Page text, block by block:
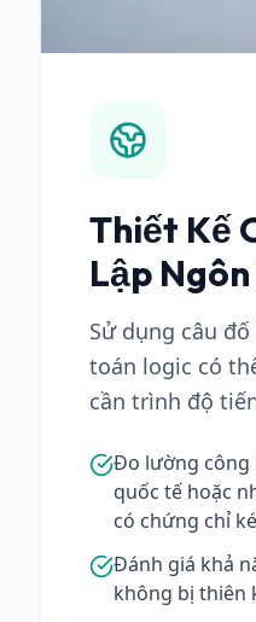
Thiết Kế
Lập
Sử dụng câu
toán logic có
cần trình độ
Đo lường công
quốc tế hoặc
có chứng chỉ
Đánh giá khả
không bị thiên